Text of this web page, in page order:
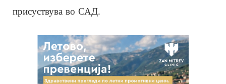
присуствува во САД.